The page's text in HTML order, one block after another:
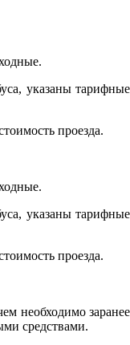
указаны тарифные
проезда.
указаны тарифные
проезда.
необходимо заранее
средствами.